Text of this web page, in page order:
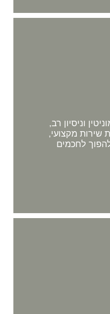
וניסיון רב,
מקצועי,
לחכמים